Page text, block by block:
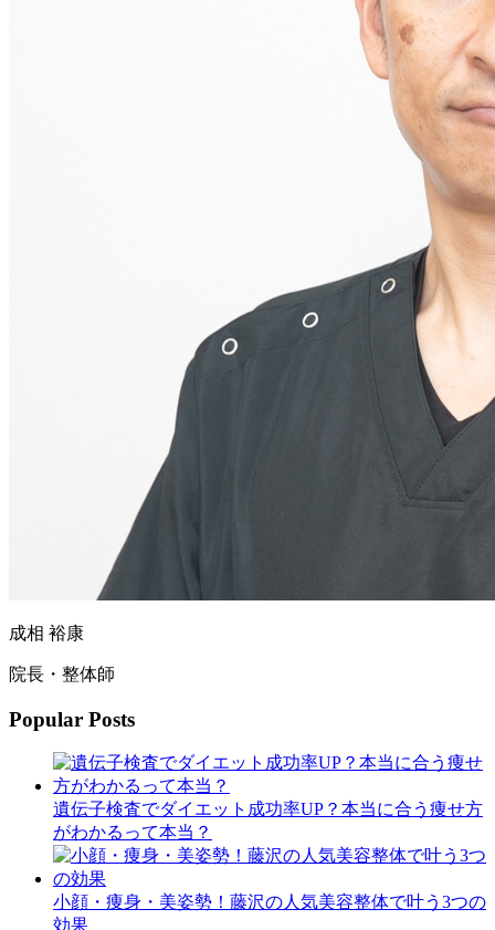
成相 裕康
院長・整体師
Popular Posts
遺伝子検査でダイエット成功率UP？本当に合う痩せ方
がわかるって本当？
小顔・痩身・美姿勢！藤沢の人気美容整体で叶う3つの
効果